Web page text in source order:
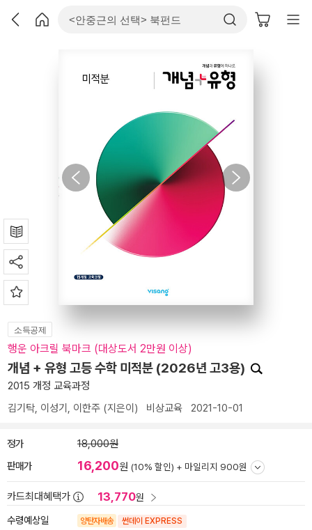
소득공제
행운 아크릴 북마크 (대상도서 2만원 이상)
개념 + 유형 고등 수학 미적분 (2026년 고3용)
2015 개정 교육과정
김기탁, 이성기 , 이한주 (지은이) 비상교육 2021-10-01
정가 18,000원
판매가 16,200원 (10% 할인) + 마일리지 900원
카드최대혜택가 13,770원
수령예상일 양탄자배송 썬데이 EXPRESS